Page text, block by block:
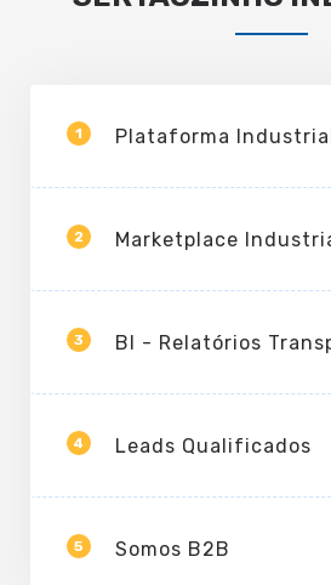
1 Plataforma
2 Marketplace
3 BI - Relatórios
4 Leads Qualificados
5 Somos B2B